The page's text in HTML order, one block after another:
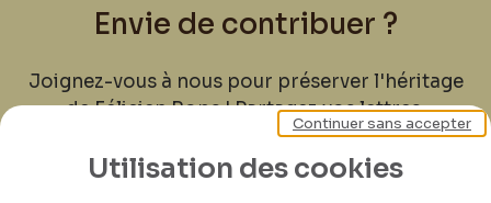
Envie de contribuer ?
Joignez-vous à nous pour préserver l'héritage
de Félicien Rops ! Partagez vos lettres,
documents et connaissances afin de
contribuer à faire perdurer son œuvre pour
Utilisation des cookies
Continuer sans accepter